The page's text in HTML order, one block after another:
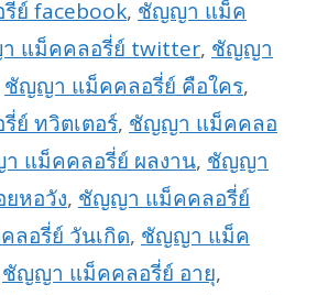
ย์ facebook, ชัญญา แม็ค
แม็คคลอรี่ย์ twitter, ชัญญา
ชัญญา แม็คคลอรี่ย์ คือใคร,
ทวิตเตอร์, ชัญญา แม็คคลอ
แม็คคลอรี่ย์ ผลงาน, ชัญญา
หอวัง, ชัญญา แม็คคลอรี่ย์
อรี่ย์ วันเกิด, ชัญญา แม็ค
ชัญญา แม็คคลอรี่ย์ อายุ,